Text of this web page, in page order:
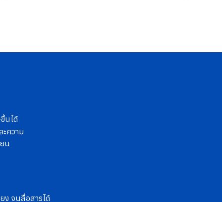
นได้
ะความ
น
ง จนสื่อสารได้